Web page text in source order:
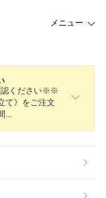
メニュー
認ください※※
て》をご注文